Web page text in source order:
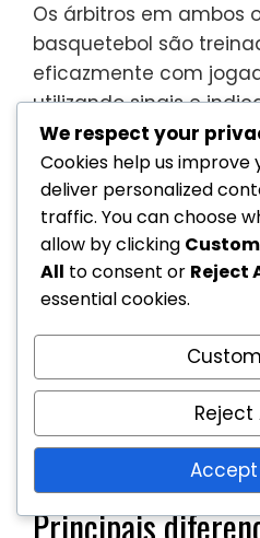
Os árbitros em ambos
basquetebol são
eficazmente com
utilizando sinais e
indicar faltas,
jogo. Esta
garantir que todos os
compreendam as
tomadas.
Além disso, ambos os
árbitros devem estar
posicionados para
tomar decisões
independentemente
atletas ou do formato
Principais
We respect your
Cookies help us improve
deliver personalized
traffic. You can choose
allow by clicking
All to consent or Reject
essential cookies.
Reject
Accept